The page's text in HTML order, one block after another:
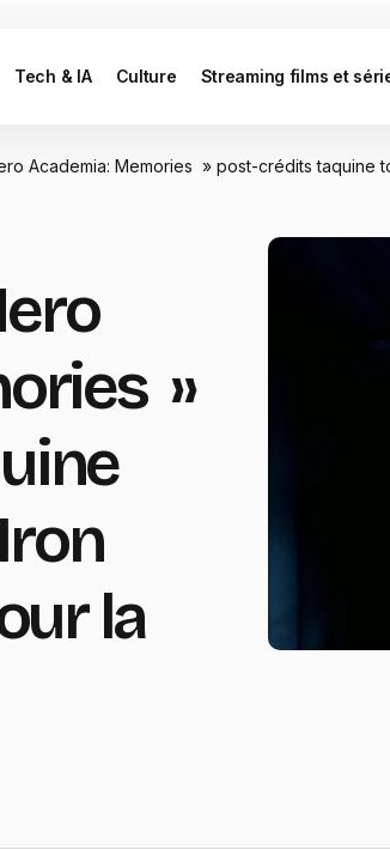
Tech & IA Culture Streaming films et
Academia: Memories » post-crédits taquine
»
la